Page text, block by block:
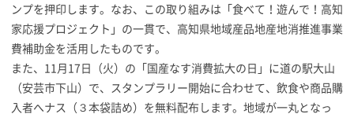
ンプを押印します。なお、この取り組みは「食べて！遊んで！高知
家応援プロジェクト」の一貫で、高知県地域産品地産地消推進事業
費補助金を活用したものです。
また、11月17日（火）の「国産なす消費拡大の日」に道の駅大山
（安芸市下山）で、スタンプラリー開始に合わせて、飲食や商品購
入者へナス（３本袋詰め）を無料配布します。地域が一丸となっ